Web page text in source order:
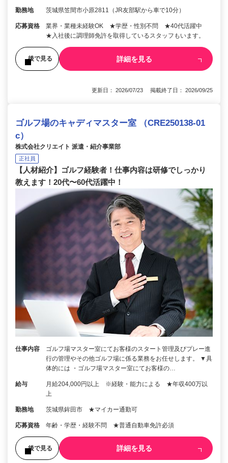
勤務地 茨城県笠間市小原2811（JR友部駅から車で10分）
応募資格
業界・業種未経験OK ★学歴・性別不問 ★40代活躍中
★入社後に調理師免許を取得しているスタッフもいます。
後で見る 詳細を見る
更新日： 2026/07/23 掲載終了日： 2026/09/25
ゴルフ場のキャディマスター室 （CRE250138-01
c）
株式会社クリエイト 派遣・紹介事業部
正社員
【人材紹介】ゴルフ経験者！仕事内容は研修でしっかり
教えます！20代〜60代活躍中！
仕事内容
ゴルフ場マスター室にてお客様のスタート管理及びプレー進
行の管理やその他ゴルフ場に係る業務をお任せします。 ▼具
体的には ・ゴルフ場マスター室にてお客様の…
給与
月給204,000円以上 ※経験・能力による ★年収400万以
上
勤務地 茨城県鉾田市 ★マイカー通勤可
応募資格 年齢・学歴・経験不問 ★普通自動車免許必須
後で見る 詳細を見る